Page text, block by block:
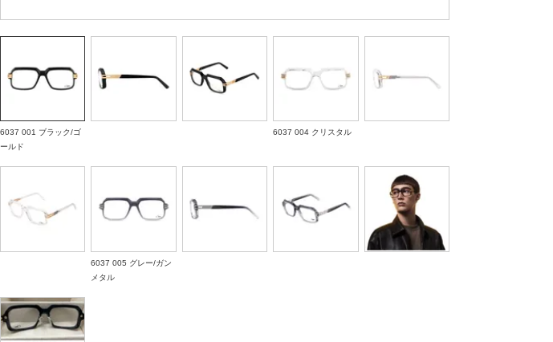
6037 001 ブラック/ゴ
ールド
6037 004 クリスタル
6037 005 グレー/ガン
メタル